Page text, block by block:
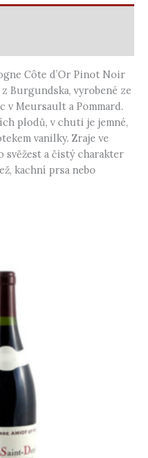
Côte d’Or Pinot Noir
Burgundska, vyrobené ze
Meursault a Pommard.
plodů, v chuti je jemné,
vanilky. Zraje ve
svěžest a čistý charakter
kachní prsa nebo